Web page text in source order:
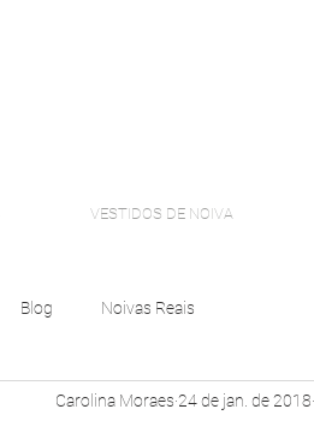
VESTIDOS DE NOIVA
Blog Noivas Reais
Carolina Moraes 24 de jan. de 2018